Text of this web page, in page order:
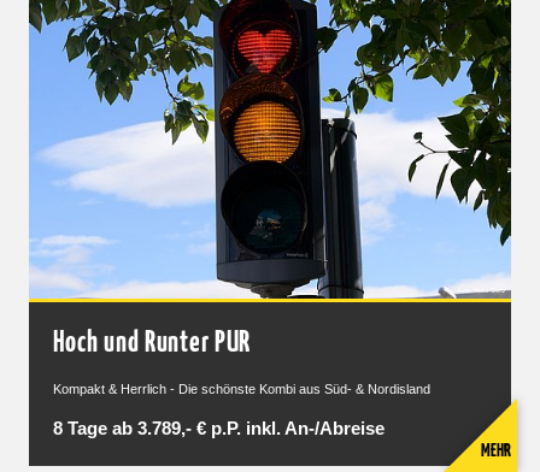
Hoch und Runter PUR
Kompakt & Herrlich - Die schönste Kombi aus Süd- & Nordisland
8 Tage ab 3.789,- € p.P. inkl. An-/Abreise
MEHR